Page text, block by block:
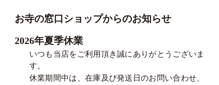
お寺の窓口ショップからのお知らせ
2026年夏季休業
いつも当店をご利用頂き誠にありがとうございま
す。
休業期間中は、在庫及び発送日のお問い合わせ、